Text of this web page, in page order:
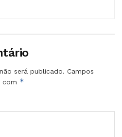
será publicado. Campos
com *